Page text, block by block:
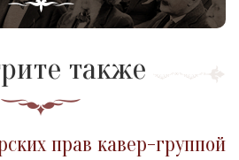
также
прав кавер-группой